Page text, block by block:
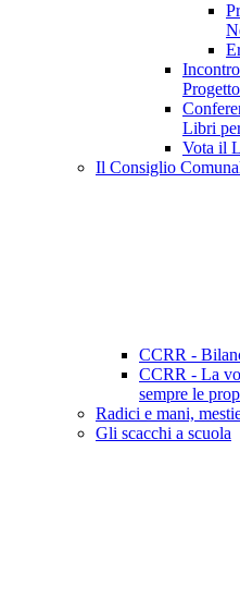
Libri
Vota il
Il Consiglio
CCRR -
CCRR - La
sempre le
Radici e mani,
Gli scacchi a scuola